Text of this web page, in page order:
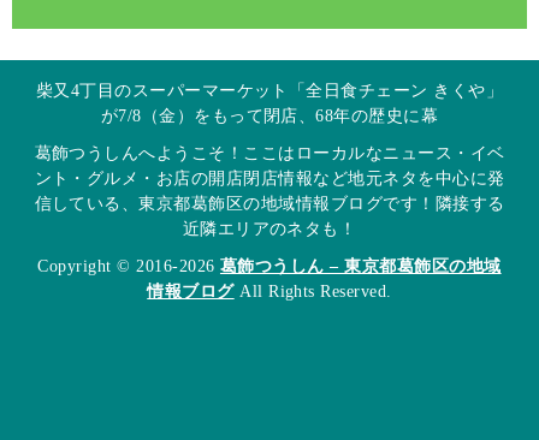
柴又4丁目のスーパーマーケット「全日食チェーン きくや」
が7/8（金）をもって閉店、68年の歴史に幕
葛飾つうしんへようこそ！ここはローカルなニュース・イベ
ント・グルメ・お店の開店閉店情報など地元ネタを中心に発
信している、東京都葛飾区の地域情報ブログです！隣接する
近隣エリアのネタも！
Copyright © 2016-2026 葛飾つうしん – 東京都葛飾区の地域
情報ブログAll Rights Reserved.